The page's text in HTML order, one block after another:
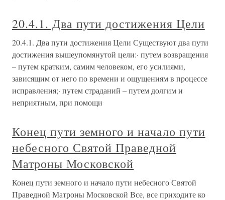
20.4.1. Два пути достижения Цели
20.4.1. Два пути достижения Цели Существуют два пути
достижения вышеупомянутой цели:· путем возвращения
– путем кратким, самим человеком, его усилиями,
зависящим от него по времени и ощущениям в процессе
исправления;· путем страданий – путем долгим и
неприятным, при помощи
Конец пути земного и начало пути
небесного Святой Праведной
Матроны Московской
Конец пути земного и начало пути небесного Святой
Праведной Матроны Московской Все, все приходите ко